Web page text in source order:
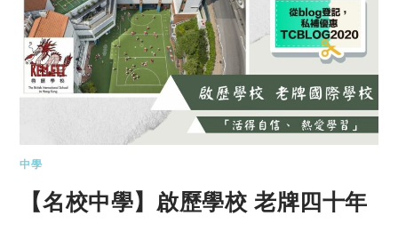
中學
【名校中學】啟歷學校 老牌四十年